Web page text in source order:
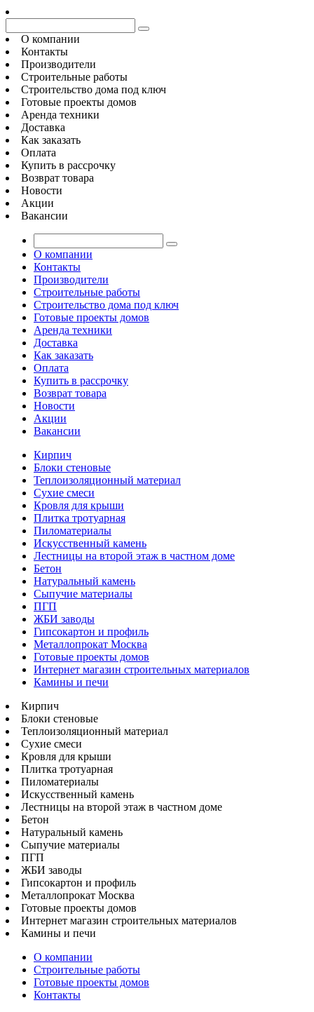
О компании
Контакты
Производители
Строительные работы
Строительство дома под ключ
Готовые проекты домов
Аренда техники
Доставка
Как заказать
Оплата
Купить в рассрочку
Возврат товара
Новости
Акции
Вакансии
О компании
Контакты
Производители
Строительные работы
Строительство дома под ключ
Готовые проекты домов
Аренда техники
Доставка
Как заказать
Оплата
Купить в рассрочку
Возврат товара
Новости
Акции
Вакансии
Кирпич
Блоки стеновые
Теплоизоляционный материал
Сухие смеси
Кровля для крыши
Плитка тротуарная
Пиломатериалы
Искусственный камень
Лестницы на второй этаж в частном доме
Бетон
Натуральный камень
Сыпучие материалы
ПГП
ЖБИ заводы
Гипсокартон и профиль
Металлопрокат Москва
Готовые проекты домов
Интернет магазин строительных материалов
Камины и печи
Кирпич
Блоки стеновые
Теплоизоляционный материал
Сухие смеси
Кровля для крыши
Плитка тротуарная
Пиломатериалы
Искусственный камень
Лестницы на второй этаж в частном доме
Бетон
Натуральный камень
Сыпучие материалы
ПГП
ЖБИ заводы
Гипсокартон и профиль
Металлопрокат Москва
Готовые проекты домов
Интернет магазин строительных материалов
Камины и печи
О компании
Строительные работы
Готовые проекты домов
Контакты